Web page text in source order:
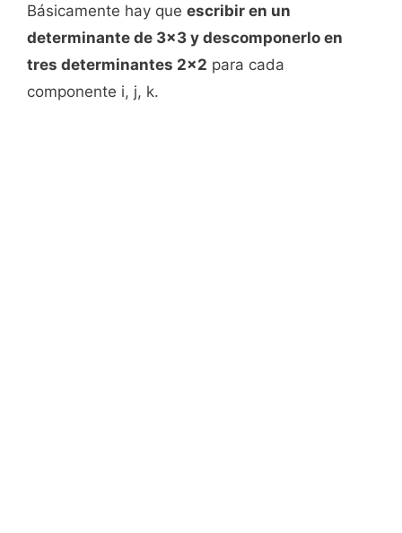
Básicamente hay que escribir en un
determinante de 3x3 y descomponerlo en
tres determinantes 2x2 para cada
componente i, j, k.